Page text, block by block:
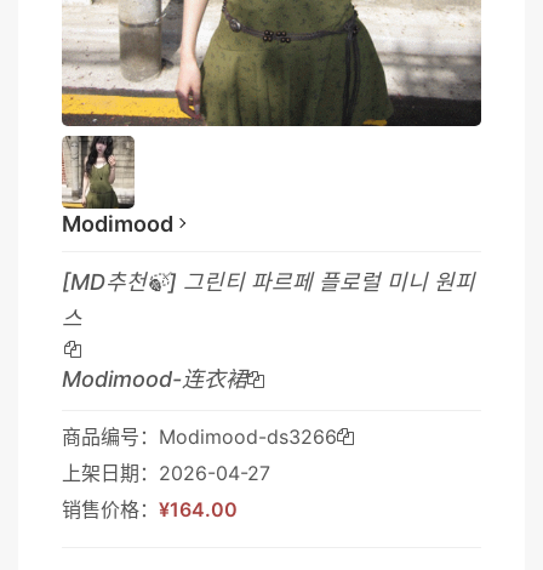
Modimood
[MD추천🍃] 그린티 파르페 플로럴 미니 원피
스
Modimood-连衣裙
商品编号：Modimood-ds3266
上架日期：2026-04-27
销售价格： ¥164.00